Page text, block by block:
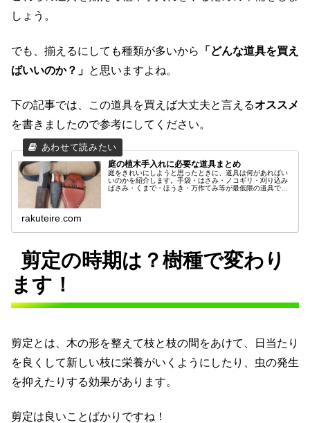
しょう。
でも、揃えるにしても種類が多いから
「どんな道具を買え
ばいいのか？」 と思いますよね。
下の記事では、この道具を買えば大丈夫と言えるオススメ
を書きましたので参考にしてください。
庭の植木手入れに必要な道具まとめ
庭をきれいにしようと思ったときに、道具は何があればい
いのかを紹介します。手袋・はさみ・ノコギリ・刈り込み
ばさみ・くまで・ほうき・万作てみ等が最低限の道具で
rakuteire.com
剪定の時期は？樹種で変わり
ます！
剪定とは、木の形を整えて枝と枝の間をあけて、日当たり
を良くして新しい枝に栄養がいくようにしたり、虫の発生
を抑えたりする効果があります。
剪定は良いことばかりですね！